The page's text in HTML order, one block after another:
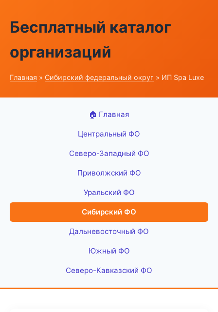
Бесплатный каталог
организаций
Главная » Сибирский федеральный округ » ИП Spa Luxe
🏠 Главная
Центральный ФО
Северо-Западный ФО
Приволжский ФО
Уральский ФО
Сибирский ФО
Дальневосточный ФО
Южный ФО
Северо-Кавказский ФО